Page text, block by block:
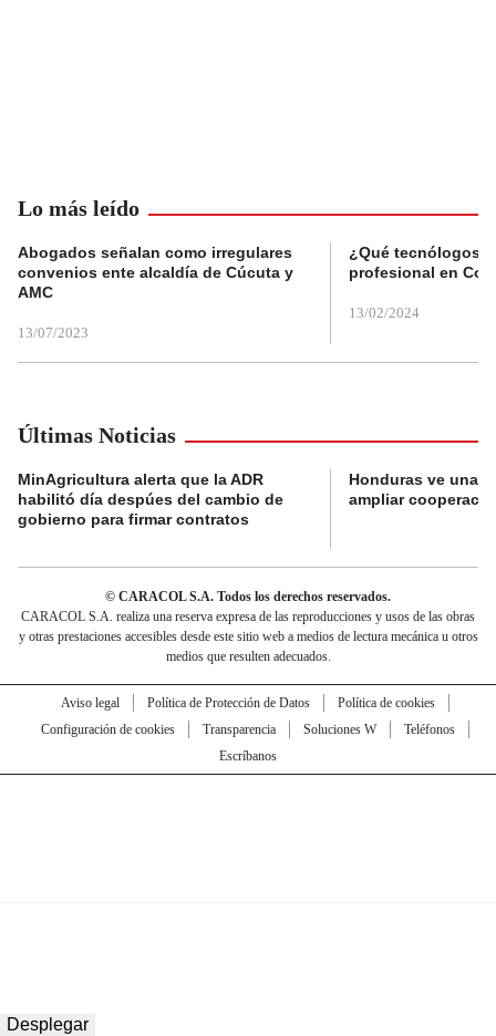
Lo más leído
Abogados señalan como irregulares
convenios ente alcaldía de Cúcuta y
AMC
13/07/2023
¿Qué tecnólogos
profesional en
13/02/2024
Últimas Noticias
MinAgricultura alerta que la ADR
habilitó día despúes del cambio de
gobierno para firmar contratos
Honduras ve una
ampliar
© CARACOL S.A. Todos los derechos reservados.
CARACOL S.A. realiza una reserva expresa de las reproducciones y usos de las obras
y otras prestaciones accesibles desde este sitio web a medios de lectura mecánica u otros
medios que resulten adecuados.
Aviso legal Política de Protección de Datos
Política de cookies
Configuración de cookies
Transparencia Soluciones W
Teléfonos
Escríbanos
Desplegar